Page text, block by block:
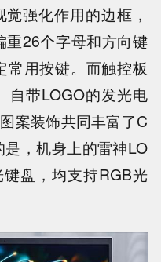
强化作用的边框，
重26个字母和方向键
常用按键。而触控板
自带LOGO的发光电
案装饰共同丰富了C
，机身上的雷神LO
盘，均支持RGB光